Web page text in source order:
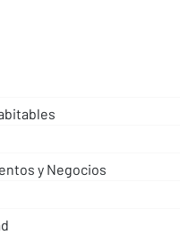
y Negocios